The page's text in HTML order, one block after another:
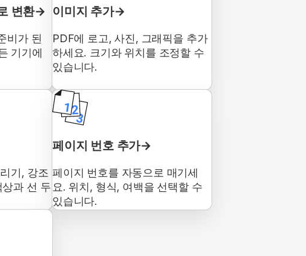
변환
비가 된
기기에
이미지 추가
PDF에 로고, 사진, 그래픽을 추가
하세요. 크기와 위치를 조정할 수
있습니다.
기, 강조
과 선 두
페이지 번호 추가
페이지 번호를 자동으로 매기세
요. 위치, 형식, 여백을 선택할 수
있습니다.